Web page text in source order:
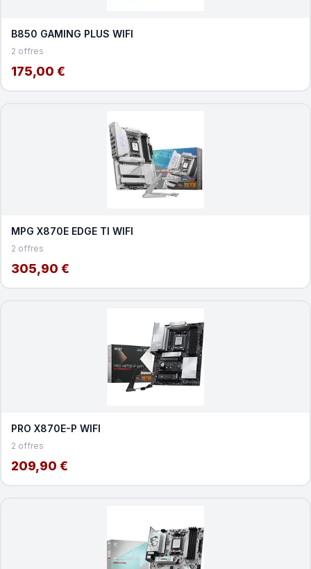
B850 GAMING PLUS WIFI
2 offres
175,00 €
MPG X870E EDGE TI WIFI
2 offres
305,90 €
PRO X870E-P WIFI
2 offres
209,90 €